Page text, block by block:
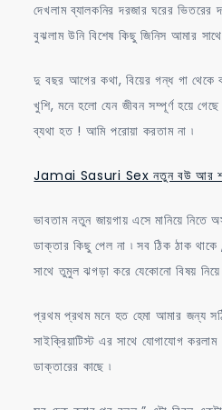
দেখলাম ব্যালকনির দরজার ঘরের
বুঝলাম উনি বিশেষ কিছু জিনিস আমার
দু বছর আগের কথা, বিয়ের গন্ধ গা থেকে
খুশি, মনে হলো যেন জীবন সম্পূর্ণ হয়ে গেছে
ব্যথা হত ! আমি পরোয়া করতাম না ৷
Jamai Sasuri Sex নতুন বউ আর
ভাবতাম নতুন জায়গায় এসে মানিয়ে নিতে
ডাক্তার কিছু পেল না ৷ সব ঠিক ঠাক
সাথে তুমুল ঝগড়া করে যেকোনো বিষয় নিয়ে
প্রথম প্রথম মনে হত হেমা আমার জন্য
সাইক্রিয়াটিস্ট এর সাথে যোগাযোগ
ডাক্তারের কাছে ৷